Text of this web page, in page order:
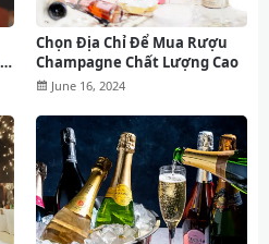
Chọn Địa Chỉ Để Mua Rượu
Champagne Chất Lượng Cao
June 16, 2024